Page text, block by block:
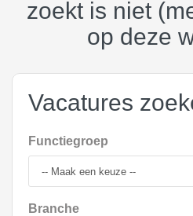
zoekt is niet
op deze
Vacatures
Functiegroep
Branche